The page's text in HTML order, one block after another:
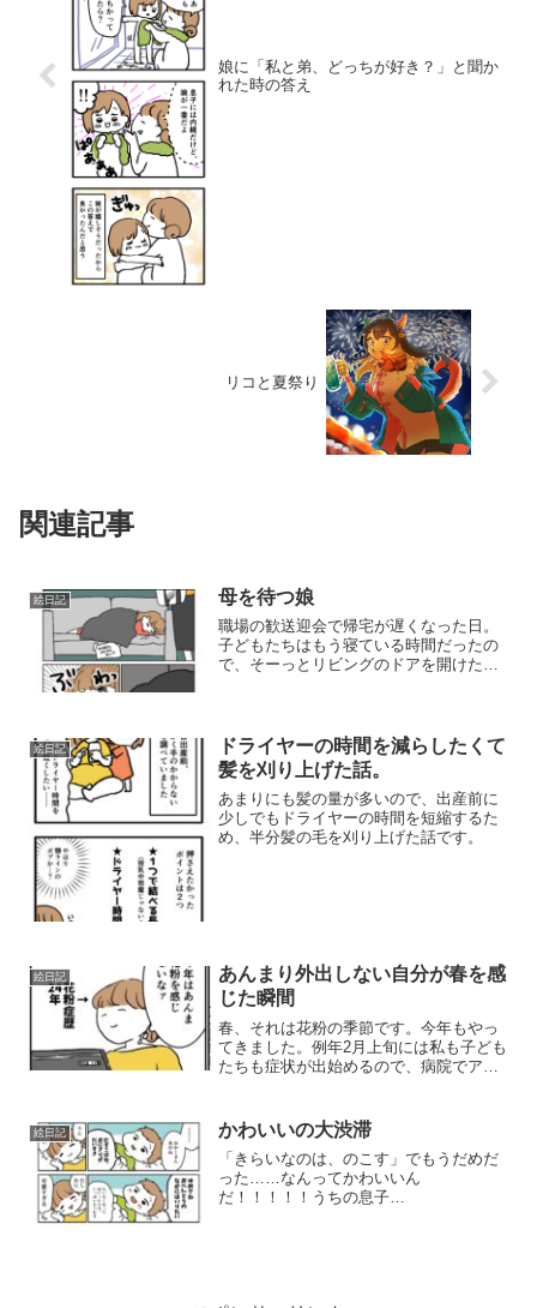
娘に「私と弟、どっちが好き？」と聞か
れた時の答え
リコと夏祭り
関連記事
絵日記 母を待つ娘
職場の歓送迎会で帰宅が遅くなった日。
子どもたちはもう寝ている時間だったの
で、そーっとリビングのドアを開けたと
ら おこして」と張り紙が...
絵日記
ドライヤーの時間を減らしたくて
髪を刈り上げた話。
あまりにも髪の量が多いので、出産前に
少しでもドライヤーの時間を短縮するた
め、半分髪の毛を刈り上げた話です。
絵日記
あんまり外出しない自分が春を感
じた瞬間
春、それは花粉の季節です。今年もやっ
てきました。例年2月上旬には私も子ども
たちも症状が出始めるので、病院でアレ
眠れない！！！！！（怒り泣き）いりど
り明日、病院行こうね…...
絵日記 かわいいの大渋滞
「きらいなのは、のこす」でもうだめだ
った……なんってかわいいん
だ！！！！！うちの息子